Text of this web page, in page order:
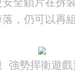
，仍可以再
強勢捍衛遊戲